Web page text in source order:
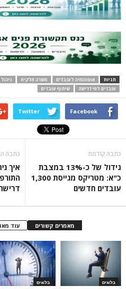
תגיות אוטונומיה לעובדים משרה חלקית
עובדים לפי דרישה
שיתוף עובדים
Facebook
Twitter
כתבה קודמת
גידול של כ-13% במצבת
כ"א: מטריקס מגייסת 1,300
עובדים חדשים
כתבה
איך
מאמרים קשורים עוד
בלוגים בלוגים